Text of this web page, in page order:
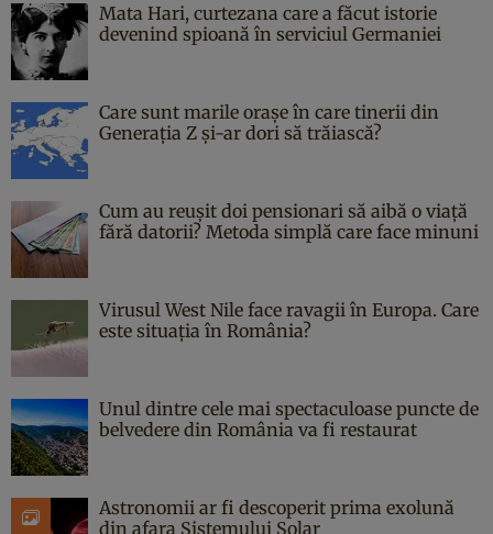
Mata Hari, curtezana care a făcut istorie
devenind spioană în serviciul Germaniei
Care sunt marile orașe în care tinerii din
Generația Z și-ar dori să trăiască?
Cum au reușit doi pensionari să aibă o viață
fără datorii? Metoda simplă care face minuni
Virusul West Nile face ravagii în Europa. Care
este situația în România?
Unul dintre cele mai spectaculoase puncte de
belvedere din România va fi restaurat
Astronomii ar fi descoperit prima exolună
din afara Sistemului Solar